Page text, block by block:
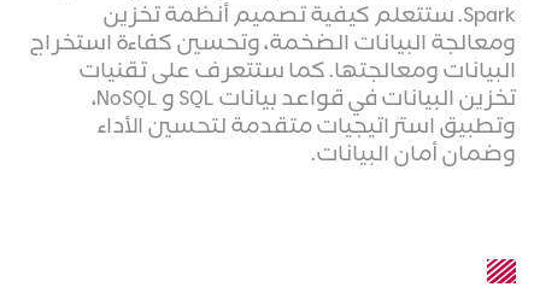
Spark. ستتعلم كيفية تصميم أنظمة تخزين
ومعالجة البيانات الضخمة، وتحسين كفاءة استخراج
البيانات ومعالجتها. كما ستتعرف على تقنيات
تخزين البيانات في قواعد بيانات SQL و NoSQL،
وتطبيق استراتيجيات متقدمة لتحسين الأداء
وضمان أمان البيانات.